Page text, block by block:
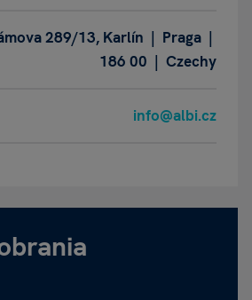
289/13, Karlín | Praga |
186 00 | Czechy
info@albi.cz